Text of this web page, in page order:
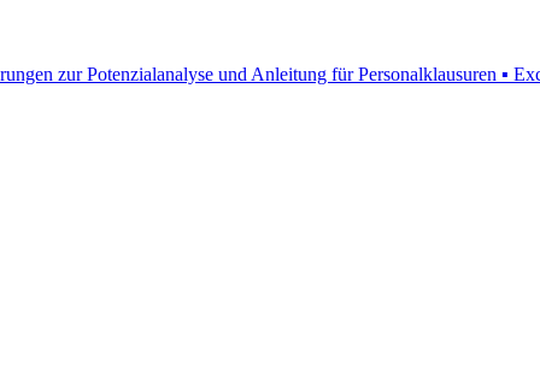
zur Potenzialanalyse und Anleitung für Personalklausuren ▪